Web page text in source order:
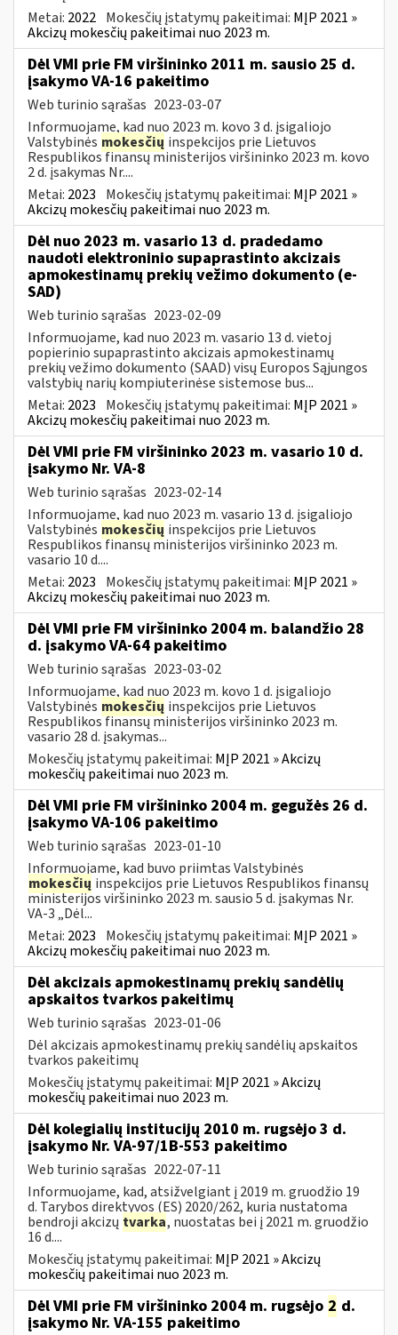
Metai: 2022 Mokesčių įstatymų pakeitimai: MĮP 2021 »
Akcizų mokesčių pakeitimai nuo 2023 m.
Dėl VMI prie FM viršininko 2011 m. sausio 25 d.
įsakymo VA-16 pakeitimo
Web turinio sąrašas 2023-03-07
Informuojame, kad nuo 2023 m. kovo 3 d. įsigaliojo
Valstybinės mokesčių inspekcijos prie Lietuvos
Respublikos finansų ministerijos viršininko 2023 m. kovo
2 d. įsakymas Nr....
Metai: 2023 Mokesčių įstatymų pakeitimai: MĮP 2021 »
Akcizų mokesčių pakeitimai nuo 2023 m.
Dėl nuo 2023 m. vasario 13 d. pradedamo
naudoti elektroninio supaprastinto akcizais
apmokestinamų prekių vežimo dokumento (e-
SAD)
Web turinio sąrašas 2023-02-09
Informuojame, kad nuo 2023 m. vasario 13 d. vietoj
popierinio supaprastinto akcizais apmokestinamų
prekių vežimo dokumento (SAAD) visų Europos Sąjungos
valstybių narių kompiuterinėse sistemose bus...
Metai: 2023 Mokesčių įstatymų pakeitimai: MĮP 2021 »
Akcizų mokesčių pakeitimai nuo 2023 m.
Dėl VMI prie FM viršininko 2023 m. vasario 10 d.
įsakymo Nr. VA-8
Web turinio sąrašas 2023-02-14
Informuojame, kad nuo 2023 m. vasario 13 d. įsigaliojo
Valstybinės mokesčių inspekcijos prie Lietuvos
Respublikos finansų ministerijos viršininko 2023 m.
vasario 10 d....
Metai: 2023 Mokesčių įstatymų pakeitimai: MĮP 2021 »
Akcizų mokesčių pakeitimai nuo 2023 m.
Dėl VMI prie FM viršininko 2004 m. balandžio 28
d. įsakymo VA-64 pakeitimo
Web turinio sąrašas 2023-03-02
Informuojame, kad nuo 2023 m. kovo 1 d. įsigaliojo
Valstybinės mokesčių inspekcijos prie Lietuvos
Respublikos finansų ministerijos viršininko 2023 m.
vasario 28 d. įsakymas...
Mokesčių įstatymų pakeitimai: MĮP 2021 » Akcizų
mokesčių pakeitimai nuo 2023 m.
Dėl VMI prie FM viršininko 2004 m. gegužės 26 d.
įsakymo VA-106 pakeitimo
Web turinio sąrašas 2023-01-10
Informuojame, kad buvo priimtas Valstybinės
mokesčių inspekcijos prie Lietuvos Respublikos finansų
ministerijos viršininko 2023 m. sausio 5 d. įsakymas Nr.
VA-3 „Dėl...
Metai: 2023 Mokesčių įstatymų pakeitimai: MĮP 2021 »
Akcizų mokesčių pakeitimai nuo 2023 m.
Dėl akcizais apmokestinamų prekių sandėlių
apskaitos tvarkos pakeitimų
Web turinio sąrašas 2023-01-06
Dėl akcizais apmokestinamų prekių sandėlių apskaitos
tvarkos pakeitimų
Mokesčių įstatymų pakeitimai: MĮP 2021 » Akcizų
mokesčių pakeitimai nuo 2023 m.
Dėl kolegialių institucijų 2010 m. rugsėjo 3 d.
įsakymo Nr. VA-97/1B-553 pakeitimo
Web turinio sąrašas 2022-07-11
Informuojame, kad, atsižvelgiant į 2019 m. gruodžio 19
d. Tarybos direktyvos (ES) 2020/262, kuria nustatoma
bendroji akcizų tvarka, nuostatas bei į 2021 m. gruodžio
16 d....
Mokesčių įstatymų pakeitimai: MĮP 2021 » Akcizų
mokesčių pakeitimai nuo 2023 m.
Dėl VMI prie FM viršininko 2004 m. rugsėjo 2 d.
įsakymo Nr. VA-155 pakeitimo